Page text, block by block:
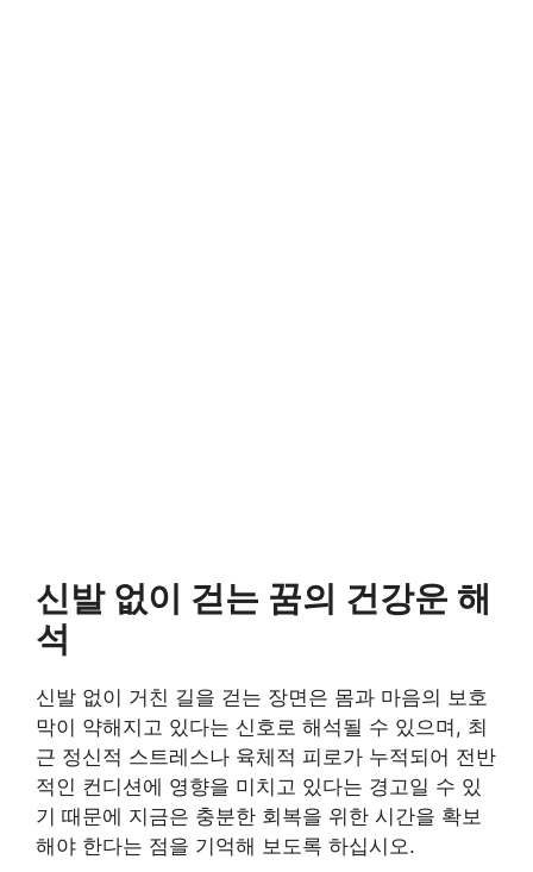
신발 없이 걷는 꿈의 건강운 해
석
신발 없이 거친 길을 걷는 장면은 몸과 마음의 보호
막이 약해지고 있다는 신호로 해석될 수 있으며, 최
근 정신적 스트레스나 육체적 피로가 누적되어 전반
적인 컨디션에 영향을 미치고 있다는 경고일 수 있
기 때문에 지금은 충분한 회복을 위한 시간을 확보
해야 한다는 점을 기억해 보도록 하십시오.